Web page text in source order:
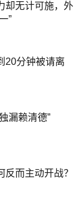
却无计可施，外
”
20分钟被请离
漏赖清德”
而主动开战？